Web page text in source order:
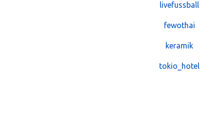
livefussball
fewothai
keramik
tokio_hotel